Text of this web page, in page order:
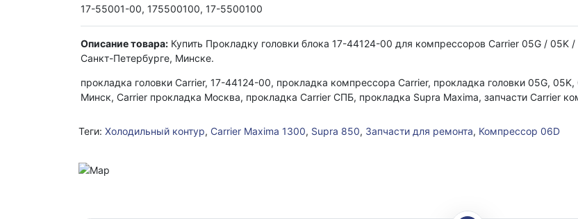
17-55001-00, 175500100, 17-5500100
Описание товара: Купить Прокладку головки блока 17-44124-00 для компрессоров Carrier 05G / 05K
Санкт-Петербурге, Минске.
прокладка головки Carrier, 17-44124-00, прокладка компрессора Carrier, прокладка головки 05G,
Минск, Carrier прокладка Москва, прокладка Carrier СПБ, прокладка Supra Maxima, запчасти Carrier
Теги: Холодильный контур, Carrier Maxima 1300, Supra 850, Запчасти для ремонта, Компрессор 06D